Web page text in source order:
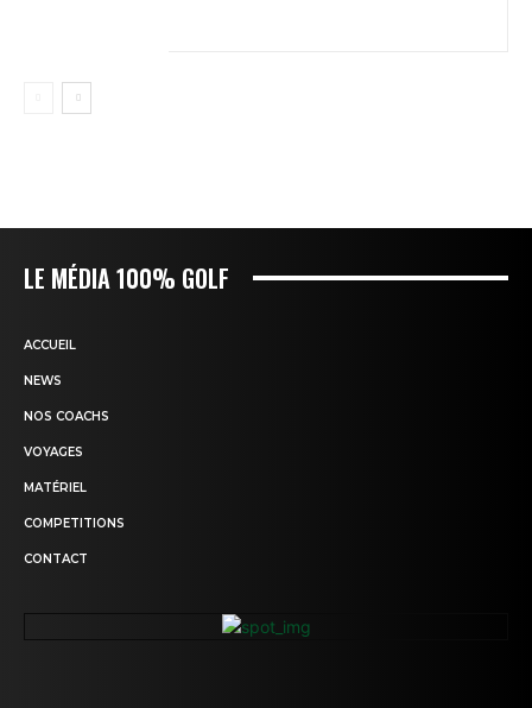
LE MÉDIA 100% GOLF
ACCUEIL
NEWS
NOS COACHS
VOYAGES
MATÉRIEL
COMPETITIONS
CONTACT